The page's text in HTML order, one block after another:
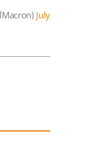
July